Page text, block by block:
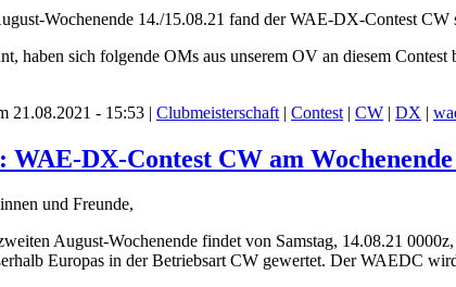
Wochenende 14./15.08.21 fand der WAE-DX-Contest
haben sich folgende OMs aus unserem OV an diesem Contest
21.08.2021 - 15:53 | Clubmeisterschaft | Contest | CW | DX |
WAE-DX-Contest CW am
und Freunde,
August-Wochenende findet von Samstag, 14.08.21
Europas in der Betriebsart CW gewertet. Der WAEDC